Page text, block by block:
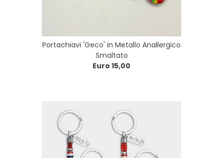
Portachiavi 'Geco' in Metallo Anallergico
Smaltato
Euro 15,00